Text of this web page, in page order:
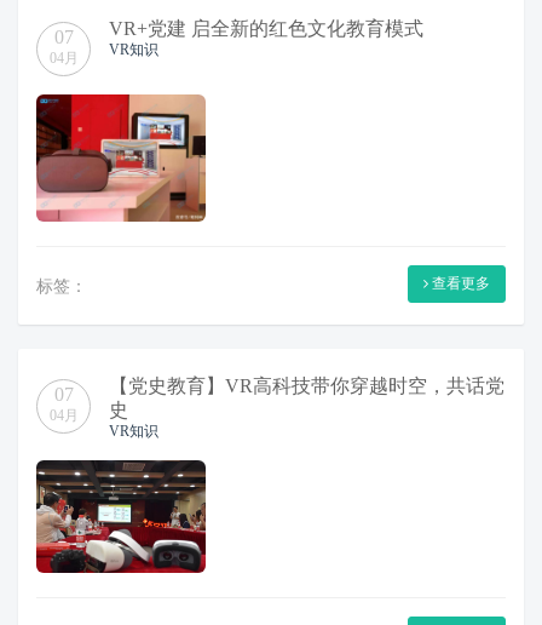
07
04月
VR+党建 启全新的红色文化教育模式
VR知识
标签： 查看更多
07
04月
【党史教育】VR高科技带你穿越时空，共话党
史
VR知识